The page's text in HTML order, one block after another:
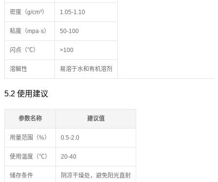
密度（g/cm³） 1.05-1.10
粘度（mpa·s） 50-100
闪点（℃） >100
溶解性 易溶于水和有机溶剂
5.2 使用建议
参数名称 建议值
用量范围（%） 0.5-2.0
使用温度（℃） 20-40
储存条件 阴凉干燥处，避免阳光直射